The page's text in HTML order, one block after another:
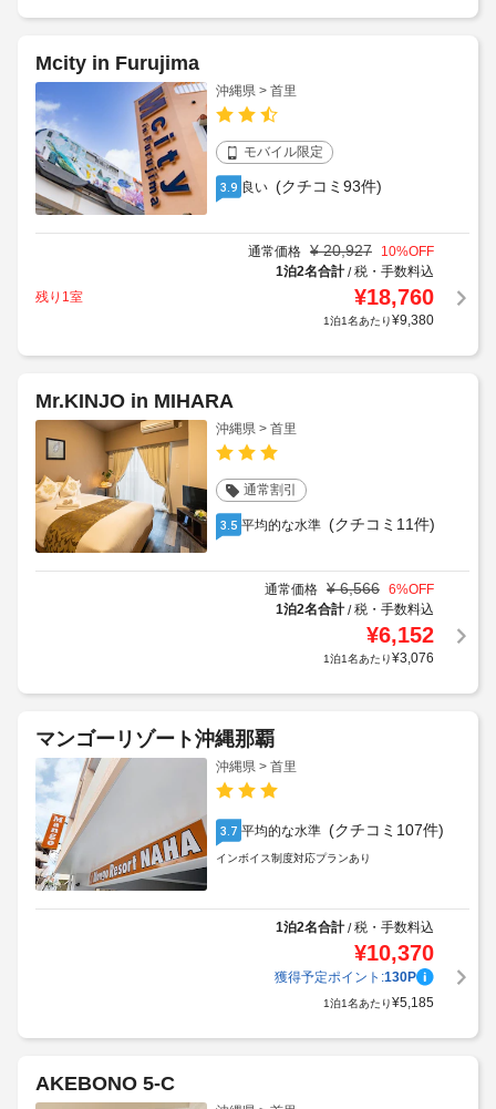
Mcity in Furujima
沖縄県 > 首里
モバイル限定
3.9 良い (クチコミ93件)
通常価格 ¥ 20,927 10%OFF
1泊2名合計/税・手数料込
残り1室
¥18,760
1泊1名あたり¥9,380
Mr.KINJO in MIHARA
沖縄県 > 首里
通常割引
3.5 平均的な水準 (クチコミ11件)
通常価格 ¥ 6,566 6%OFF
1泊2名合計/税・手数料込
¥6,152
1泊1名あたり¥3,076
マンゴーリゾート沖縄那覇
沖縄県 > 首里
3.7 平均的な水準 (クチコミ107件)
インボイス制度対応プランあり
1泊2名合計/税・手数料込
¥10,370
獲得予定ポイント:130P
1泊1名あたり¥5,185
AKEBONO 5-C